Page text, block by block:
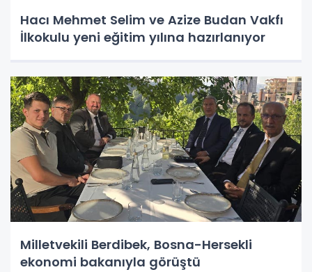
Hacı Mehmet Selim ve Azize Budan Vakfı
İlkokulu yeni eğitim yılına hazırlanıyor
Milletvekili Berdibek, Bosna-Hersekli
ekonomi bakanıyla görüştü